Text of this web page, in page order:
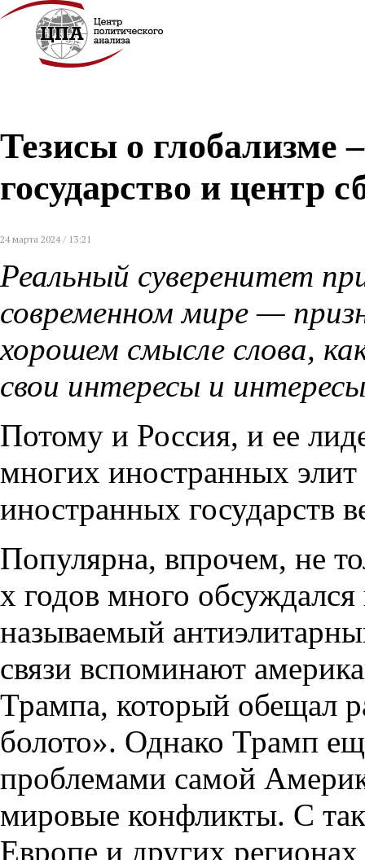
Тезисы о глобализме
государство и центр
24 марта 2024 / 13:21
Реальный суверенитет
современном мире —
хорошем смысле слова,
свои интересы и
Потому и Россия, и ее
многих иностранных
иностранных государств
Популярна, впрочем, не
х годов много
называемый
связи вспоминают
Трампа, который обещал
болото». Однако Трамп
проблемами самой
мировые конфликты. С
Европе и других